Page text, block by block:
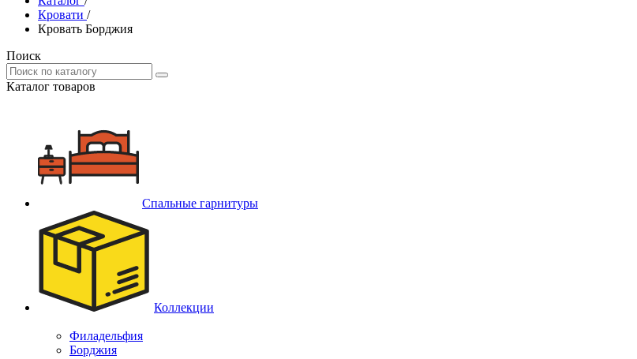
Кровати /
Кровать Борджия
Поиск
Каталог товаров
Спальные гарнитуры
Коллекции
Филадельфия
Борджия